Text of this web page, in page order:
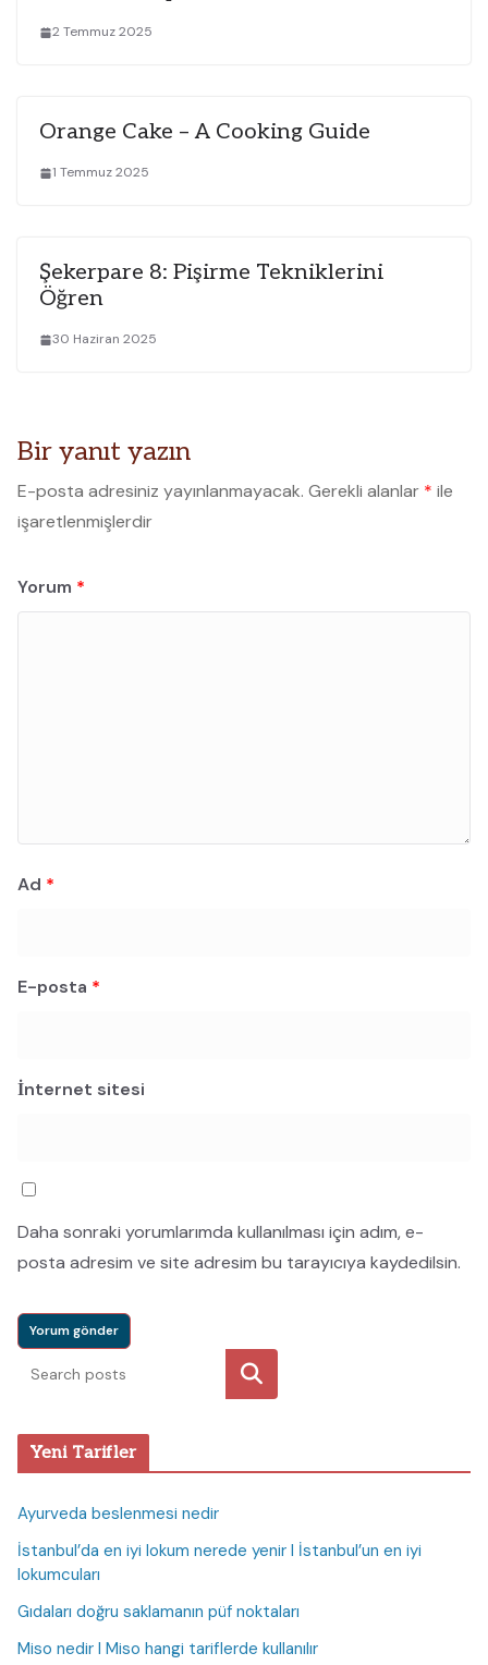
2 Temmuz 2025
Orange Cake – A Cooking Guide
1 Temmuz 2025
Şekerpare 8: Pişirme Tekniklerini
Öğren
30 Haziran 2025
Bir yanıt yazın
E-posta adresiniz yayınlanmayacak. Gerekli alanlar * ile
işaretlenmişlerdir
Yorum *
Ad *
E-posta *
İnternet sitesi
Daha sonraki yorumlarımda kullanılması için adım, e-
posta adresim ve site adresim bu tarayıcıya kaydedilsin.
Ara
Yeni Tarifler
Ayurveda beslenmesi nedir
İstanbul’da en iyi lokum nerede yenir I İstanbul’un en iyi
lokumcuları
Gıdaları doğru saklamanın püf noktaları
Miso nedir I Miso hangi tariflerde kullanılır